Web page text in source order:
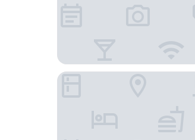
Apartment Hotel DIG the OSAKA